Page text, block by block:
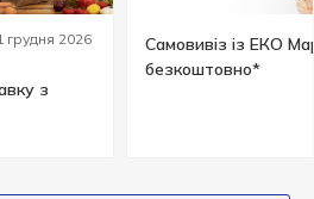
грудня 2026
з
Самовивіз із ЕКО
безкоштовно*